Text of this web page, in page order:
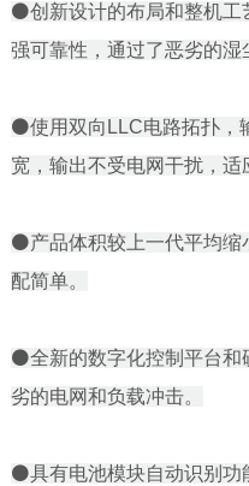
⚫创新设计的布局和整机
强可靠性，通过了恶劣的湿
⚫使用双向LLC电路拓扑，
宽，输出不受电网干扰，
⚫产品体积较上一代平均
配简单。
⚫全新的数字化控制平台
劣的电网和负载冲击。
⚫具有电池模块自动识别功